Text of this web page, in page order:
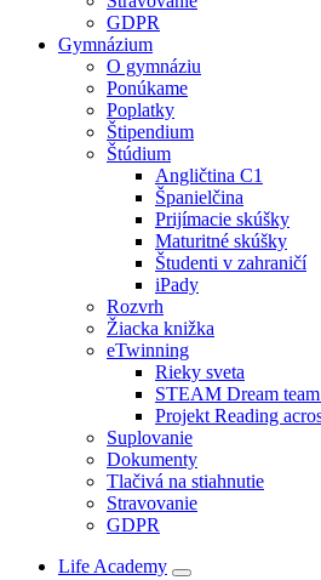
GDPR
Gymnázium
O gymnáziu
Ponúkame
Poplatky
Štipendium
Štúdium
Angličtina C1
Španielčina
Prijímacie skúšky
Maturitné skúšky
Študenti v zahraničí
iPady
Rozvrh
Žiacka knižka
eTwinning
Rieky sveta
STEAM Dream
Projekt Reading
Suplovanie
Dokumenty
Tlačivá na stiahnutie
Stravovanie
GDPR
Life Academy